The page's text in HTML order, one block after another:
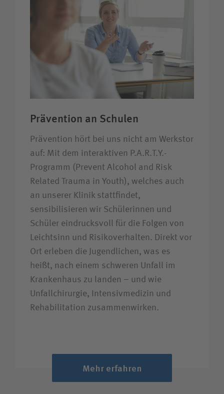
Prävention an Schulen
Prävention hört bei uns nicht am Werkstor
auf: Mit dem interaktiven P.A.R.T.Y.-
Programm (Prevent Alcohol and Risk
Related Trauma in Youth), welches auch
an unserer Klinik stattfindet,
sensibilisieren wir Schülerinnen und
Schüler eindrucksvoll für die Folgen von
Leichtsinn und Risikoverhalten. Direkt vor
Ort erleben die Jugendlichen, was es
heißt, nach einem schweren Unfall im
Krankenhaus zu landen – und wie
Unfallchirurgie, Intensivmedizin und
Rehabilitation zusammenwirken.
Mehr erfahren